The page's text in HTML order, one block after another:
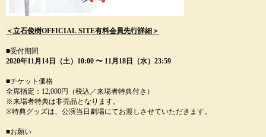
＜立石俊樹OFFICIAL SITE有料会員先行詳細＞
■受付期間
2020年11月14日（土）10:00 〜 11月18日（水）23:59
■チケット価格
全席指定：12,000円（税込／来場者特典付き）
※来場者特典は非売品となります。
※特典グッズは、公演当日劇場にてお渡しさせていただきます。
■お願い